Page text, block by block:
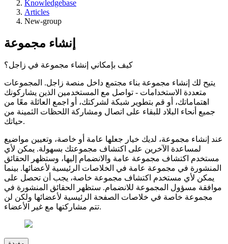
Knowledgebase
Articles
New-group
إنشاء مجموعة
كيف بإمكاني إنشاء مجموعة في زاجل؟
يتيح لك إنشاء مجموعة بناء مجتمع داخل منصة زاجل. المجموعات
متعددة الاستخدامات - تواصل مع المستخدمين الذين يشاركونك
اهتماماتك، أو قم بتطوير شبكة لشركتك، أو اجمع العائلة معًا من
جميع أنحاء البلاد للبقاء على اتصال ومشاركة اللحظات الثمينة من
حياتك.
عند إنشاء مجموعة، لديك خيار جعلها عامة أو خاصة، وتعيين مواضيع
لمساعدة الآخرين على اكتشاف مجموعتك بسهولة. يمكن لأي
مستخدم اكتشاف مجموعة عامة والانضمام إليها، وستظهر الحقائق
المنشورة في مجموعة عامة في الخلاصات الرئيسية لأعضائها. بينما
يمكن لأي مستخدم اكتشاف مجموعة خاصة، يجب أن تحصل على
موافقة مسؤول المجموعة للانضمام. ستظهر الحقائق المنشورة في
مجموعة خاصة في خلاصات الصفحة الرئيسية لأعضائها ولكن لن
تتم مشاركتها مع غير الأعضاء.